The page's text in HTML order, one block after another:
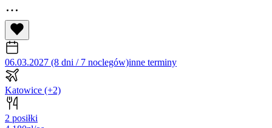
06.03.2027 (8 dni / 7 noclegów)inne terminy
Katowice (+2)
2 posiłki